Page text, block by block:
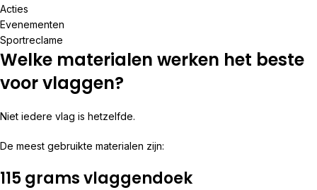
Acties
Evenementen
Sportreclame
Welke materialen werken het beste
voor vlaggen?
Niet iedere vlag is hetzelfde.
De meest gebruikte materialen zijn:
115 grams vlaggendoek